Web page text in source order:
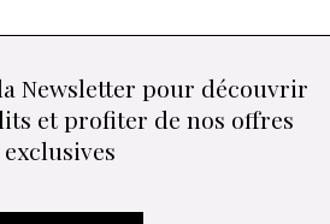
Newsletter pour découvrir
et profiter de nos offres
exclusives